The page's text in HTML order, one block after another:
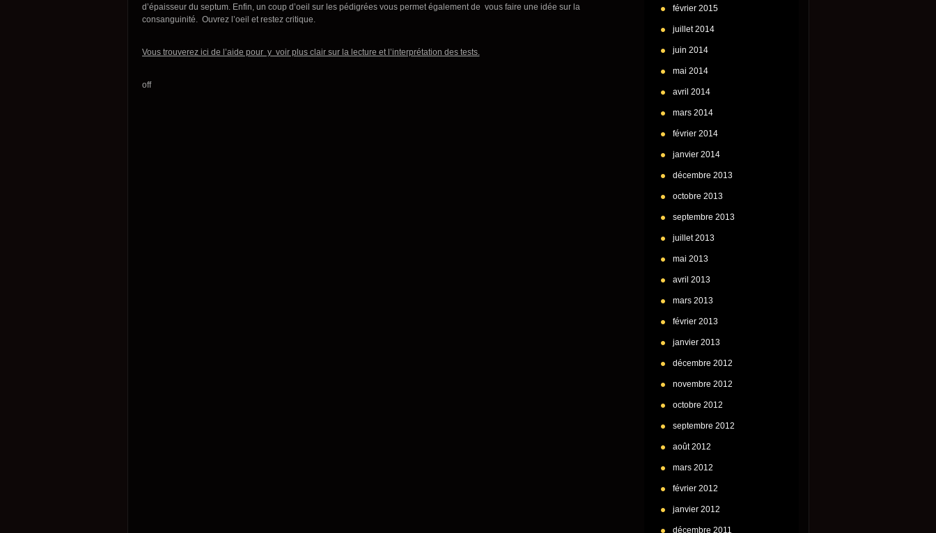
d’épaisseur du septum. Enfin, un coup d’oeil sur les pédigrées vous permet également de vous faire une idée sur la
consanguinité. Ouvrez l’oeil et restez critique.
Vous trouverez ici de l’aide pour y voir plus clair sur la lecture et l’interprétation des tests.
off
février 2015
juillet 2014
juin 2014
mai 2014
avril 2014
mars 2014
février 2014
janvier 2014
décembre 2013
octobre 2013
septembre 2013
juillet 2013
mai 2013
avril 2013
mars 2013
février 2013
janvier 2013
décembre 2012
novembre 2012
octobre 2012
septembre 2012
août 2012
mars 2012
février 2012
janvier 2012
décembre 2011